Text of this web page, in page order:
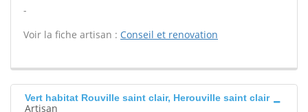
-
Voir la fiche artisan : Conseil et renovation
Vert habitat Rouville saint clair, Herouville saint clair
Artisan